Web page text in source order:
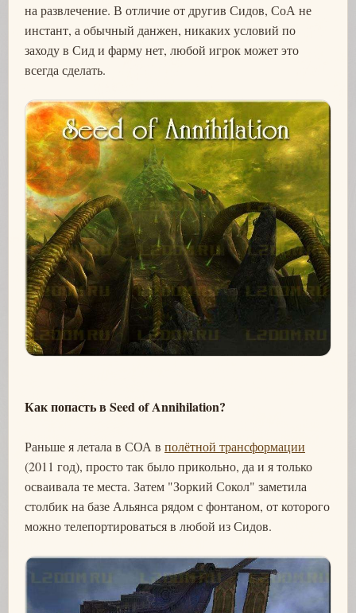
на развлечение. В отличие от другив Сидов, СоА не
инстант, а обычный данжен, никаких условий по
заходу в Сид и фарму нет, любой игрок может это
всегда сделать.
Как попасть в Seed of Annihilation?
Раньше я летала в СОА в полётной трансформации
(2011 год), просто так было прикольно, да и я только
осваивала те места. Затем "Зоркий Сокол" заметила
столбик на базе Альянса рядом с фонтаном, от которого
можно телепортироваться в любой из Сидов.